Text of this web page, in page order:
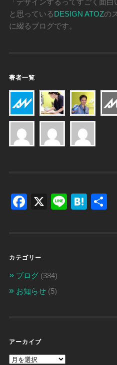
と思っているDESIGN ATOZの
に綴るブログです。
著者一覧
Facebook
X Line
カテゴリー
ブログ(384)
お知らせ(5)
アーカイブ
ア